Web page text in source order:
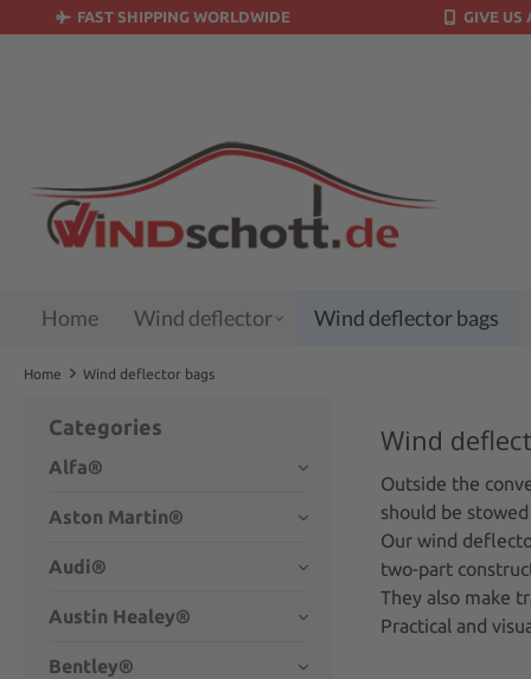
Skip to main navigation
FAST SHIPPING WORLDWIDE GIVE US
Home Wind deflector Wind deflector bags
Home Wind deflector bags
Categories
Alfa®
Aston Martin®
Audi®
Austin Healey®
Bentley®
Wind
Outside the
should be
Our wind
two-part
They also make
Practical and